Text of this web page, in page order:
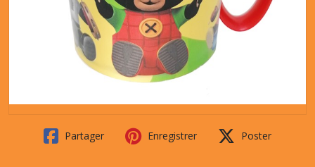
Partager Enregistrer Poster